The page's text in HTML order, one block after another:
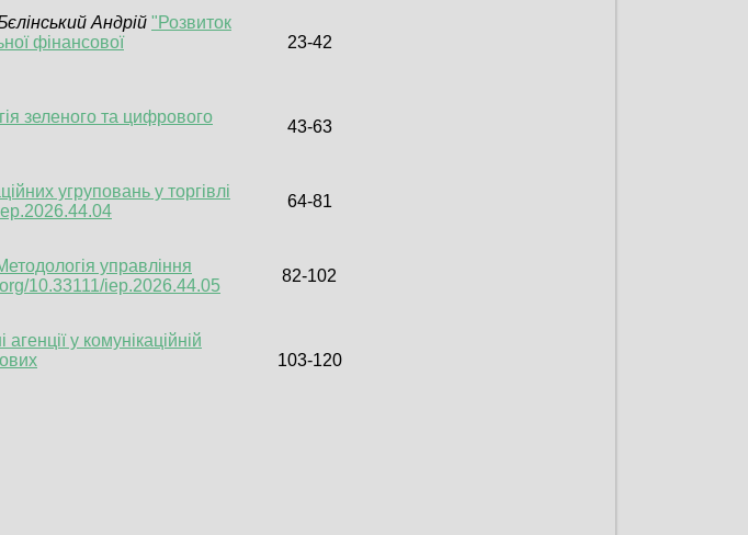
Андрій "Розвиток
фінансової
23-42
зеленого та цифрового
43-63
угруповань у торгівлі
64-81
управління
10.33111/iep.2026.44.05
82-102
у комунікаційній
103-120